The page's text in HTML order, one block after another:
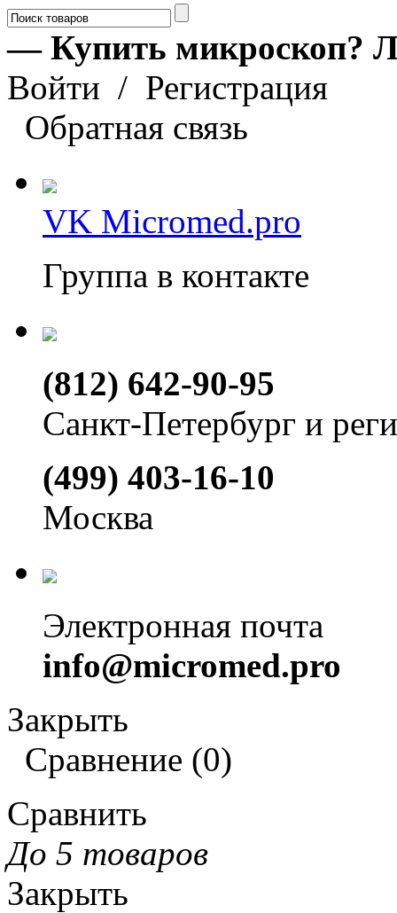
— Купить микроскоп?
Войти / Регистрация
Обратная связь
VK Micromed.pro
Группа в контакте
(812) 642-90-95
Санкт-Петербург и
(499) 403-16-10
Москва
Электронная почта
info@micromed.pro
Закрыть
Сравнение (0)
Сравнить
До 5 товаров
Закрыть